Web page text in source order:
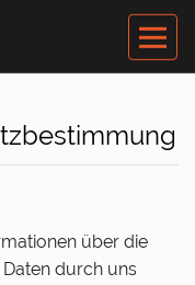
über die
durch uns